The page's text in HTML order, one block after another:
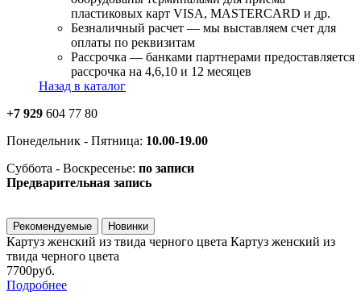
пластиковых карт VISA, MASTERCARD и др.
Безналичный расчет — мы выставляем счет для
оплаты по реквизитам
Рассрочка — банками партнерами предоставляется
рассрочка на 4,6,10 и 12 месяцев
Назад в каталог
+7 929 604 77 80
Понедельник - Пятница: 10.00-19.00
Суббота - Воскресенье: по записи
Предварительная запись
Рекомендуемые Новинки
Картуз женский из твида черного цвета Картуз женский из
твида черного цвета
7700руб.
Подробнее